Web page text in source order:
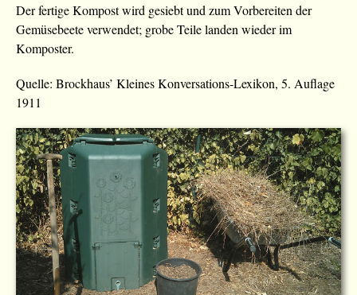
Der fertige Kompost wird gesiebt und zum Vorbereiten der
Gemüsebeete verwendet; grobe Teile landen wieder im
Komposter.
Quelle: Brockhaus’ Kleines Konversations-Lexikon, 5. Auflage
1911